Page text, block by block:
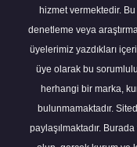
hizmet vermektedir.
denetleme veya
üyelerimiz yazdıkları
üye olarak bu
herhangi bir marka,
bulunmamaktadır.
paylaşılmaktadır.